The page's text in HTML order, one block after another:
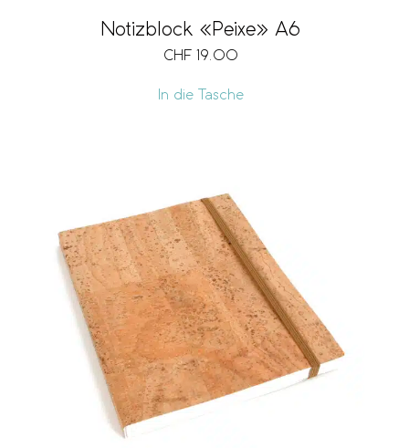
Notizblock «Peixe» A6
CHF 19.00
In die Tasche